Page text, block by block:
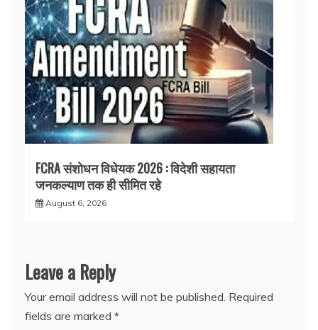
FCRA संशोधन विधेयक 2026 : विदेशी सहायता
जनकल्याण तक ही सीमित रहे
August 6, 2026
Leave a Reply
Your email address will not be published. Required
fields are marked *